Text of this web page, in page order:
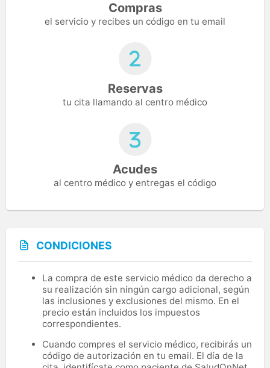
Compras
el servicio y recibes un código en tu email
Reservas
tu cita llamando al centro médico
Acudes
al centro médico y entregas el código
CONDICIONES
La compra de este servicio médico da derecho a
su realización sin ningún cargo adicional, según
las inclusiones y exclusiones del mismo. En el
precio están incluidos los impuestos
correspondientes.
Cuando compres el servicio médico, recibirás un
código de autorización en tu email. El día de la